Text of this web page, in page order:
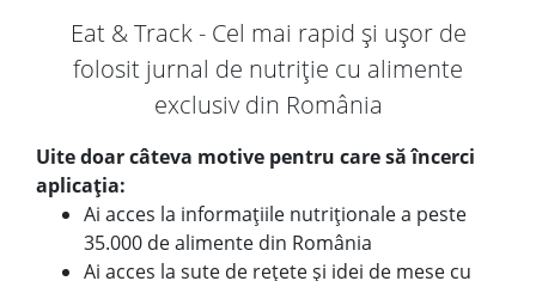
Eat & Track - Cel mai rapid și ușor de
folosit jurnal de nutriție cu alimente
exclusiv din România
Uite doar câteva motive pentru care să încerci
aplicația:
Ai acces la informațiile nutriționale a peste
35.000 de alimente din România
Ai acces la sute de rețete și idei de mese cu